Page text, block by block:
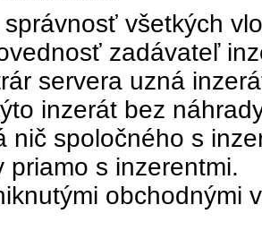
všetkých
zadávateľ
servera uzná
inzerát bez
nič spoločného s
priamo s inzerentmi.
obchodnými